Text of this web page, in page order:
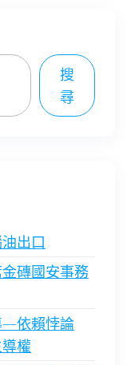
搜
尋
出口
磚國安事務
—依賴悖論
權